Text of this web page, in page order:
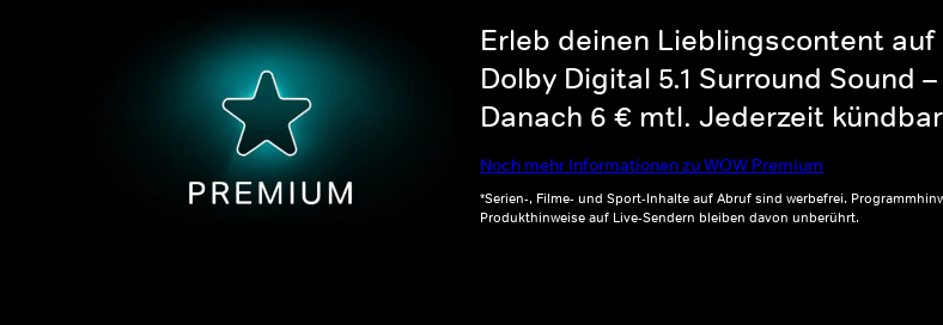
Erleb deinen Lieblingscontent
Dolby Digital 5.1 Surround Sound
Danach 6 € mtl. Jederzeit
Noch mehr Informationen zu WOW Premium
*Serien-, Filme- und Sport-Inhalte auf Abruf sind werbefrei.
Produkthinweise auf Live-Sendern bleiben davon unberührt.